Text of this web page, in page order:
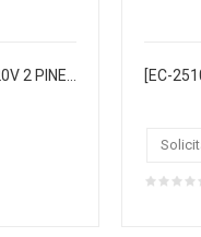
[NB-83-220WH] SWICH 220V 2 PINES COLOR BLANCO REDONDO 6AMP MASTERX2500